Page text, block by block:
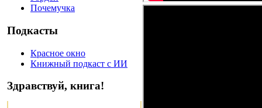
Почемучка
Подкасты
Красное окно
Книжный подкаст с ИИ
Здравствуй, книга!